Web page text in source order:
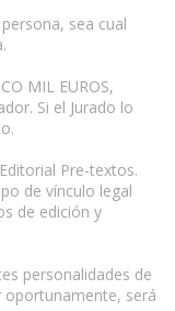
sea cual
MIL EUROS,
Si el Jurado lo
Pre-textos.
de vínculo legal
de edición y
personalidades de
oportunamente, será